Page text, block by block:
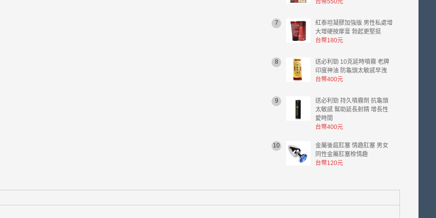
台幣550元
7
紅泰坦凝膠加強版 男性私處增
大增硬按摩膏 勃起更堅挺
台幣180元
8
送必利勁 10克延時噴霧 老牌
印度神油 防龜頭太敏感早洩
台幣400元
9
送必利勁 持久噴霧劑 抗龜頭
太敏感 幫助延長射精 增長性
愛時間
台幣400元
10
金屬後庭肛塞 情趣肛塞 男女
同性金屬肛塞栓情趣
台幣120元